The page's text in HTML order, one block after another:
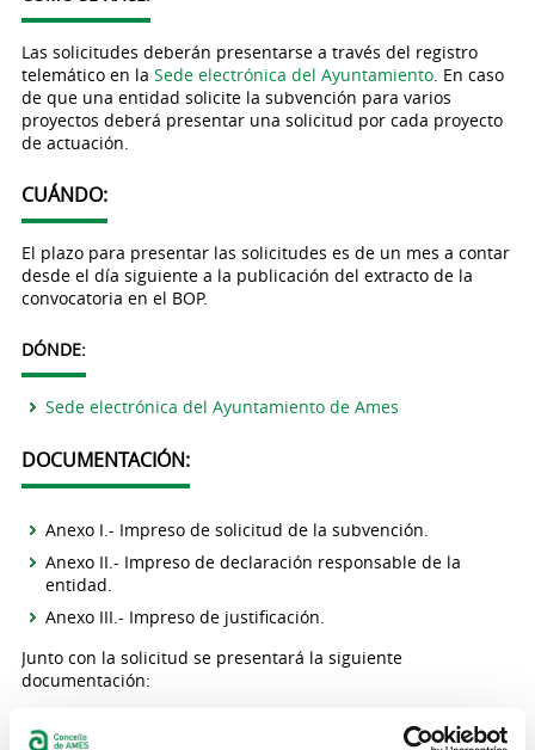
Las solicitudes deberán presentarse a través del registro
telemático en la Sede electrónica del Ayuntamiento. En caso
de que una entidad solicite la subvención para varios
proyectos deberá presentar una solicitud por cada proyecto
de actuación.
CUÁNDO:
El plazo para presentar las solicitudes es de un mes a contar
desde el día siguiente a la publicación del extracto de la
convocatoria en el BOP.
DÓNDE:
Sede electrónica del Ayuntamiento de Ames
DOCUMENTACIÓN:
Anexo I.- Impreso de solicitud de la subvención.
Anexo II.- Impreso de declaración responsable de la
entidad.
Anexo III.- Impreso de justificación.
Junto con la solicitud se presentará la siguiente
documentación:
- Descripción detallada del proyecto, programa o actuaciones
para las que se solicita la subvención.